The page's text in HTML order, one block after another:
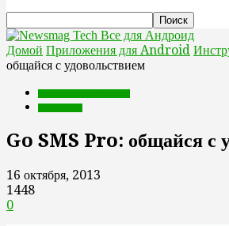
Все для Андроид
Домой Приложения для Android
общайся с удовольствием
Go SMS Pro: общайся с
16 октября, 2013
1448
0